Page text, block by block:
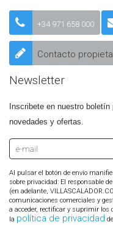
+34 971 658 000
Contacto
Newsletter
Inscribete en nuestro
novedades y ofertas.
Al pulsar el botón de envío
sobre privacidad: El responsable
(en adelante,
comunicaciones comerciales y
a acceder, rectificar y suprimir los
la política de privacidad